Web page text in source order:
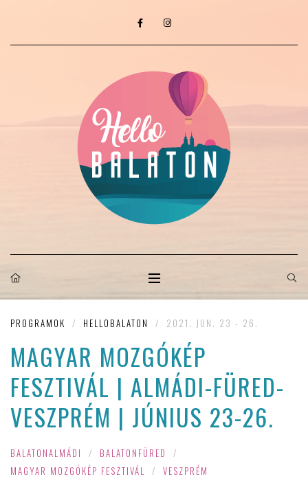
PROGRAMOK / HELLOBALATON / 2021. JUN. 23 - 26.
MAGYAR MOZGÓKÉP
FESZTIVÁL | ALMÁDI-FÜRED-
VESZPRÉM | JÚNIUS 23-26.
BALATONALMÁDI / BALATONFÜRED
/
MAGYAR MOZGÓKÉP FESZTIVÁL
/ VESZPRÉM